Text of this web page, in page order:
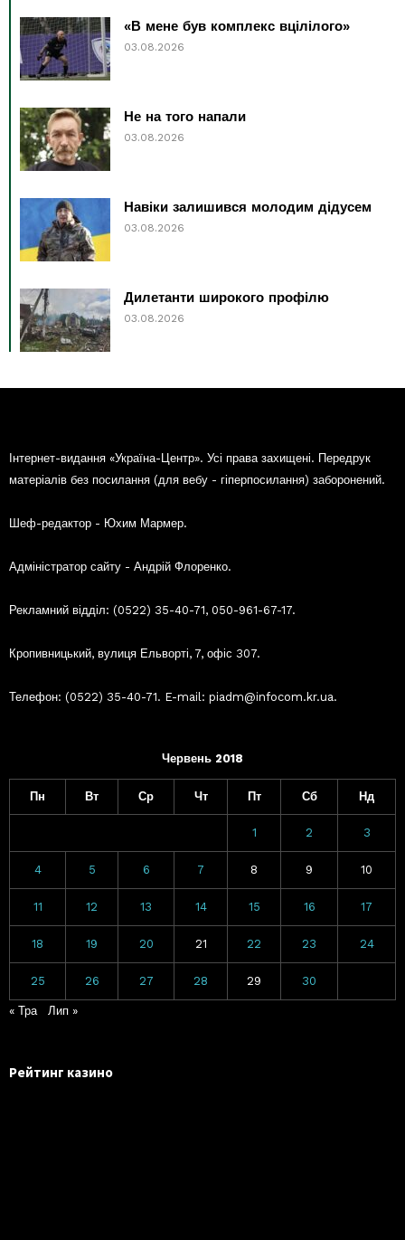
«В мене був комплекс вцілілого»
03.08.2026
Не на того напали
03.08.2026
Навіки залишився молодим дідусем
03.08.2026
Дилетанти широкого профілю
03.08.2026
Інтернет-видання «Україна-Центр». Усі права захищені. Передрук
матеріалів без посилання (для вебу - гіперпосилання) заборонений.
Шеф-редактор - Юхим Мармер.
Адміністратор сайту - Андрій Флоренко.
Рекламний відділ: (0522) 35-40-71, 050-961-67-17.
Кропивницький, вулиця Ельворті, 7, офіс 307.
Телефон: (0522) 35-40-71. E-mail: piadm@infocom.kr.ua.
Червень 2018
Пн Вт Ср Чт Пт Сб Нд
1 2 3
4 5 6 7 8 9 10
11 12 13 14 15 16 17
18 19 20 21 22 23 24
25 26 27 28 29 30
« Тра Лип »
Рейтинг казино